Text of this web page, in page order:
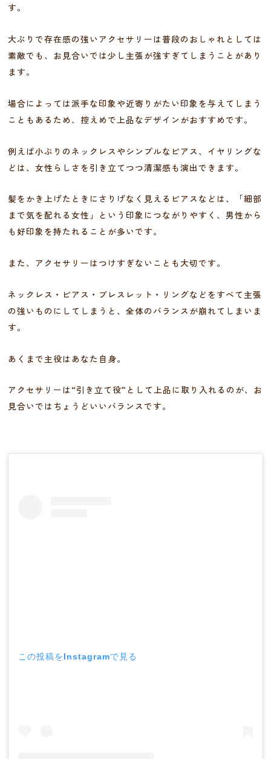
す。
大ぶりで存在感の強いアクセサリーは普段のおしゃれとしては
素敵でも、お見合いでは少し主張が強すぎてしまうことがあり
ます。
場合によっては派手な印象や近寄りがたい印象を与えてしまう
こともあるため、控えめで上品なデザインがおすすめです。
例えば小ぶりのネックレスやシンプルなピアス、イヤリングな
どは、女性らしさを引き立てつつ清潔感も演出できます。
髪をかき上げたときにさりげなく見えるピアスなどは、「細部
まで気を配れる女性」という印象につながりやすく、男性から
も好印象を持たれることが多いです。
また、アクセサリーはつけすぎないことも大切です。
ネックレス・ピアス・ブレスレット・リングなどをすべて主張
の強いものにしてしまうと、全体のバランスが崩れてしまいま
す。
あくまで主役はあなた自身。
アクセサリーは“引き立て役”として上品に取り入れるのが、お
見合いではちょうどいいバランスです。
この投稿をInstagramで見る